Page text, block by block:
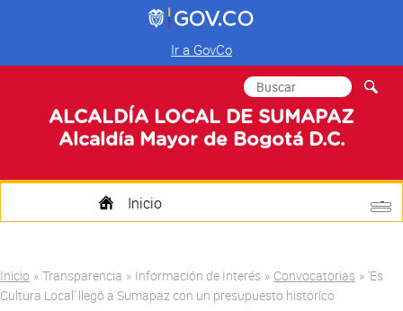
Ir a GovCo
ALCALDÍA LOCAL DE SUMAPAZ
Alcaldía Mayor de Bogotá D.C.
Formulario de
búsqueda
Buscar
Inicio
Transparencia
Usted está aquí
Inicio » Transparencia » Información de Interés » Convocatorias » ‘Es
Cultura Local’ llegó a Sumapaz con un presupuesto histórico